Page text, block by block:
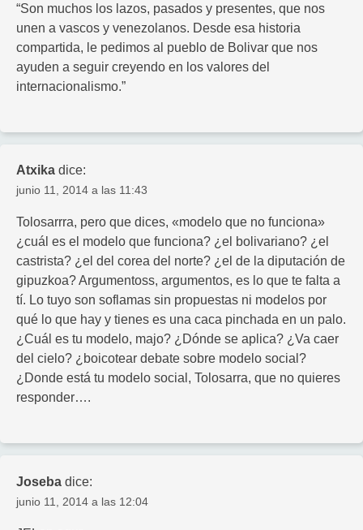
“Son muchos los lazos, pasados y presentes, que nos
unen a vascos y venezolanos. Desde esa historia
compartida, le pedimos al pueblo de Bolivar que nos
ayuden a seguir creyendo en los valores del
internacionalismo.”
Atxika dice:
junio 11, 2014 a las 11:43
Tolosarrra, pero que dices, «modelo que no funciona»
¿cuál es el modelo que funciona? ¿el bolivariano? ¿el
castrista? ¿el del corea del norte? ¿el de la diputación de
gipuzkoa? Argumentoss, argumentos, es lo que te falta a
tí. Lo tuyo son soflamas sin propuestas ni modelos por
qué lo que hay y tienes es una caca pinchada en un palo.
¿Cuál es tu modelo, majo? ¿Dónde se aplica? ¿Va caer
del cielo? ¿boicotear debate sobre modelo social?
¿Donde está tu modelo social, Tolosarra, que no quieres
responder….
Joseba dice:
junio 11, 2014 a las 12:04